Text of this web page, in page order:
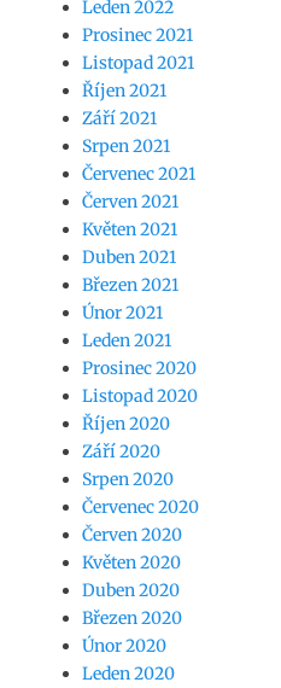
Leden 2022
Prosinec 2021
Listopad 2021
Říjen 2021
Září 2021
Srpen 2021
Červenec 2021
Červen 2021
Květen 2021
Duben 2021
Březen 2021
Únor 2021
Leden 2021
Prosinec 2020
Listopad 2020
Říjen 2020
Září 2020
Srpen 2020
Červenec 2020
Červen 2020
Květen 2020
Duben 2020
Březen 2020
Únor 2020
Leden 2020